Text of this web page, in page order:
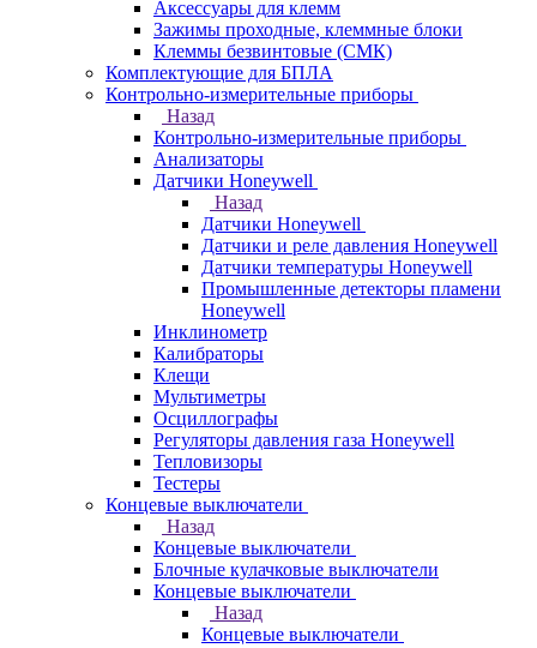
Аксессуары для клемм
Зажимы проходные, клеммные блоки
Клеммы безвинтовые (СМК)
Комплектующие для БПЛА
Контрольно-измерительные приборы
Назад
Контрольно-измерительные приборы
Анализаторы
Датчики Honeywell
Назад
Датчики Honeywell
Датчики и реле давления Honeywell
Датчики температуры Honeywell
Промышленные детекторы пламени
Honeywell
Инклинометр
Калибраторы
Клещи
Мультиметры
Осциллографы
Регуляторы давления газа Honeywell
Тепловизоры
Тестеры
Концевые выключатели
Назад
Концевые выключатели
Блочные кулачковые выключатели
Концевые выключатели
Назад
Концевые выключатели